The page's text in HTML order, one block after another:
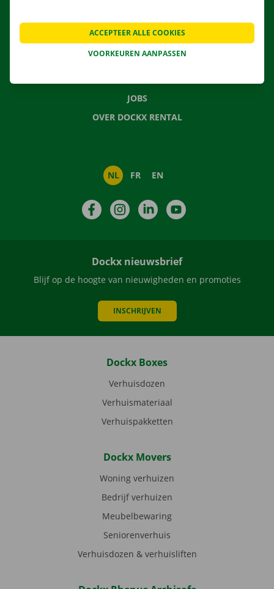
CONTACTEER ONS
VEELGESTELDE VRAGEN
NIEUWS
JOBS
OVER DOCKX RENTAL
NL FR EN
FacebookInstagramLinkedIn
Dockx nieuwsbrief
Blijf op de hoogte van nieuwigheden en promoties
INSCHRIJVEN
Dockx Boxes
Verhuisdozen
Verhuismateriaal
Verhuispakketten
Dockx Movers
Woning verhuizen
Bedrijf verhuizen
Meubelbewaring
Seniorenverhuis
Verhuisdozen & verhuisliften
VOORKEUREN AANPASSEN
ACCEPTEER ALLE COOKIES